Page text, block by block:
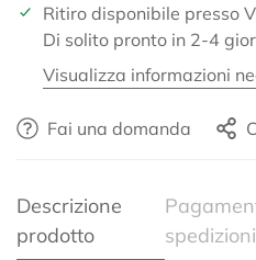
Ritiro disponibile presso
Di solito pronto in 2-4
Visualizza informazioni
Fai una domanda
Descrizione
prodotto
spedizioni
Confirm
Are you 18
No, I'm not